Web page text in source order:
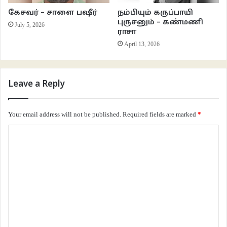
தொலைந்து போன நபர்களும் உலகின் ஏதோ ஒரு மூலையில் கிடைத்த இடத்தில்
எங்கோ தங்கள் வாழ்க்கையை நகர்த்தியபடி இருக்கிறார்கள். அவர்களையும்
இதைக் கூறும்போது அவன் முகம் சொல்லொண்ணா துயரைத் தாங்கியிருந்தது.
கேசவர் – சாளை பஷீர்
July 5, 2026
நம்பியும் கருப்பாயி
புருசனும் – கண்மணி
ராசா
April 13, 2026
Leave a Reply
Your email address will not be published. Required fields are marked *